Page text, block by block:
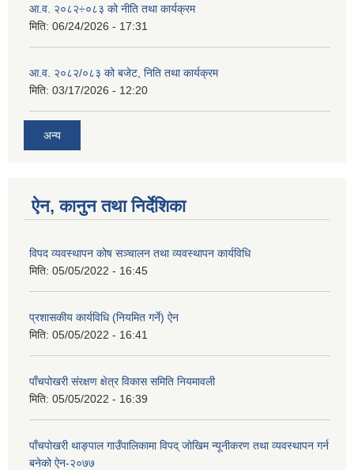
आ.व. २०८२÷०८३ को नीति तथा कार्यक्रम
मिति: 06/24/2026 - 17:31
आ.व. २०८२/०८३ को बजेट, निति तथा कार्यक्रम
मिति: 03/17/2026 - 12:20
अन्य
ऐन, कानुन तथा निर्देशिका
विपद व्यवस्थापन कोष सञ्चालन तथा व्यवस्थापन कार्यविधि
मिति: 05/05/2022 - 16:45
प्रशासकीय कार्यविधि (नियमित गर्ने) ऐन
मिति: 05/05/2022 - 16:41
पाँचपोखरी संरक्षण क्षेत्र विकास समिति नियमावली
मिति: 05/05/2022 - 16:39
पाँचपोखरी थाङ्पाल गाउँपालिकामा विपद् जोखिम न्यूनीकरण तथा व्यवस्थापन गर्न
बनेको ऐन-२०७७